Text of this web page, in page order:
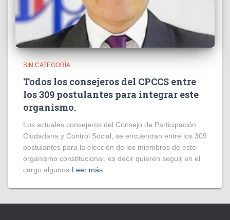
SIN CATEGORÍA
Todos los consejeros del CPCCS entre
los 309 postulantes para integrar este
organismo.
Los actuales consejeros del Consejo de Participación
Ciudadana y Control Social, se encuentran entre los 309
postulantes para la elección de los miembros de este
organismo constitucional, es decir quieren seguir en el
cargo algunos Leer más